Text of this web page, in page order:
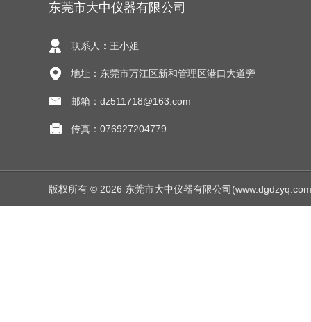
东莞市大中仪器有限公司
联系人：王小姐
地址：东莞市万江区新和管理区港口大道旁
邮箱：dz511718@163.com
传真：076927204779
版权所有 © 2026 东莞市大中仪器有限公司